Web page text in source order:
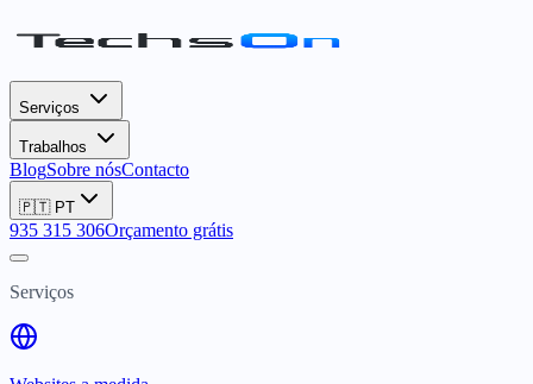
Serviços
Trabalhos
BlogSobre nósContacto
🇵🇹 PT
935 315 306Orçamento grátis
Serviços